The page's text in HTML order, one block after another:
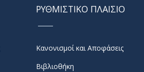
ΡΥΘΜΙΣΤΙΚΟ ΠΛΑΙΣΙΟ
Κανονισμοί και Αποφάσεις
Βιβλιοθήκη